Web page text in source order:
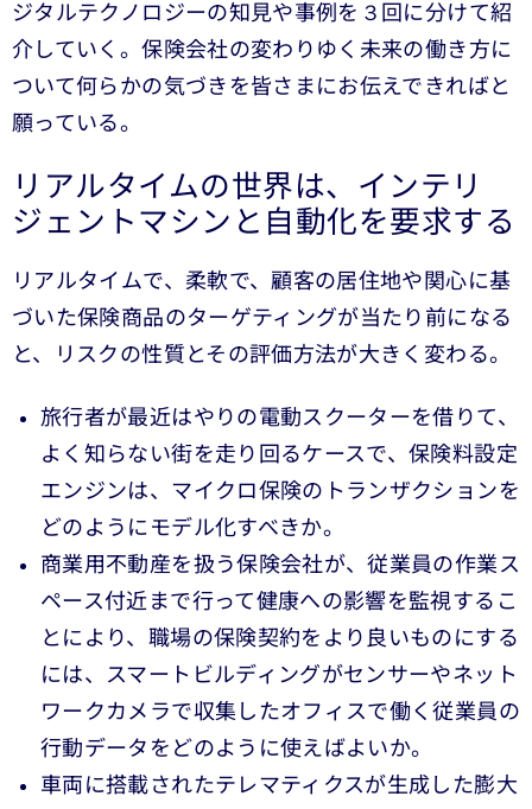
ジタルテクノロジーの知見や事例を３回に分けて紹
介していく。保険会社の変わりゆく未来の働き方に
ついて何らかの気づきを皆さまにお伝えできればと
願っている。
リアルタイムの世界は、インテリ
ジェントマシンと自動化を要求する
リアルタイムで、柔軟で、顧客の居住地や関心に基
づいた保険商品のターゲティングが当たり前になる
と、リスクの性質とその評価方法が大きく変わる。
旅行者が最近はやりの電動スクーターを借りて、
よく知らない街を走り回るケースで、保険料設定
エンジンは、マイクロ保険のトランザクションを
どのようにモデル化すべきか。
商業用不動産を扱う保険会社が、従業員の作業ス
ペース付近まで行って健康への影響を監視するこ
とにより、職場の保険契約をより良いものにする
には、スマートビルディングがセンサーやネット
ワークカメラで収集したオフィスで働く従業員の
行動データをどのように使えばよいか。
車両に搭載されたテレマティクスが生成した膨大